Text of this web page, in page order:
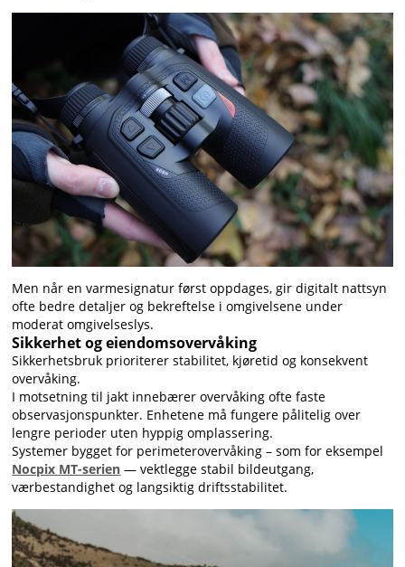
Men når en varmesignatur først oppdages, gir digitalt nattsyn
ofte bedre detaljer og bekreftelse i omgivelsene under
moderat omgivelseslys.
Sikkerhet og eiendomsovervåking
Sikkerhetsbruk prioriterer stabilitet, kjøretid og konsekvent
overvåking.
I motsetning til jakt innebærer overvåking ofte faste
observasjonspunkter. Enhetene må fungere pålitelig over
lengre perioder uten hyppig omplassering.
Systemer bygget for perimeterovervåking – som for eksempel
Nocpix MT-serien — vektlegge stabil bildeutgang,
værbestandighet og langsiktig driftsstabilitet.